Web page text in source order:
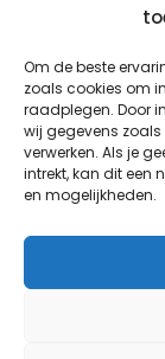
Om de beste
zoals cookies om
raadplegen. Door
wij gegevens zoals
verwerken. Als je
intrekt, kan dit een
en mogelijkheden.
YouTube